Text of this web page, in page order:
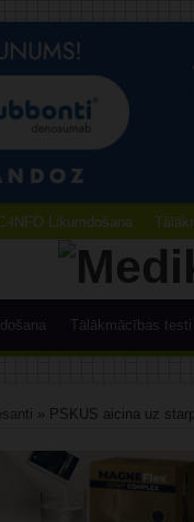
INFO Likumdošana
Tālākmācības testi
» PSKUS aicina uz